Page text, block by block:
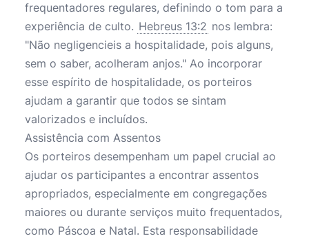
frequentadores regulares, definindo o tom para a
experiência de culto. Hebreus 13:2 nos lembra:
"Não negligencieis a hospitalidade, pois alguns,
sem o saber, acolheram anjos." Ao incorporar
esse espírito de hospitalidade, os porteiros
ajudam a garantir que todos se sintam
valorizados e incluídos.
Assistência com Assentos
Os porteiros desempenham um papel crucial ao
ajudar os participantes a encontrar assentos
apropriados, especialmente em congregações
maiores ou durante serviços muito frequentados,
como Páscoa e Natal. Esta responsabilidade